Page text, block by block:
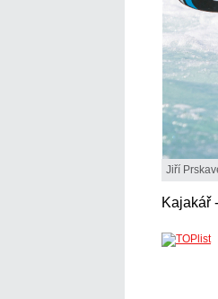
Jiří
Kajakář